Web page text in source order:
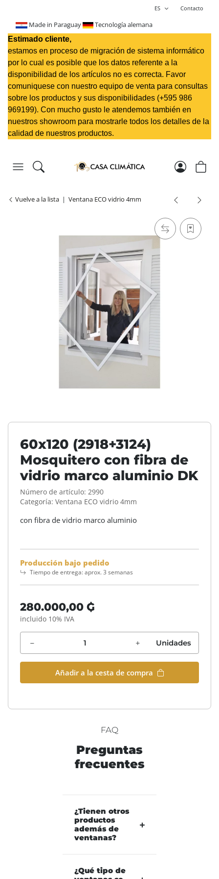
ES Contacto
Made in Paraguay Tecnología alemana
Estimado cliente,
estamos en proceso de migración de sistema informático
por lo cual es posible que los datos referente a la
disponibilidad de los artículos no es correcta. Favor
comuniquese con nuestro equipo de venta para consultas
sobre los productos y sus disponibilidades (+595 986
969199). Con mucho gusto le atendemos también en
nuestros showroom para mostrarle todos los detalles de la
calidad de nuestros productos.
Vuelve a la lista Ventana ECO vidrio 4mm
60x120 (2918+3124)
Mosquitero con fibra de
vidrio marco aluminio DK
Número de artículo: 2990
Categoría: Ventana ECO vidrio 4mm
con fibra de vidrio marco aluminio
Producción bajo pedido
Tiempo de entrega:aprox. 3 semanas
280.000,00 ₲
incluido 10% IVA
Unidades
Añadir a la cesta de compra
FAQ
Preguntas
frecuentes
¿Tienen otros
productos
además de
ventanas?
¿Qué tipo de